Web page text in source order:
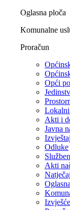
Oglasna ploča
Komunalne
Proračun
Opći
Akti i
Javna
Odluke
Akti